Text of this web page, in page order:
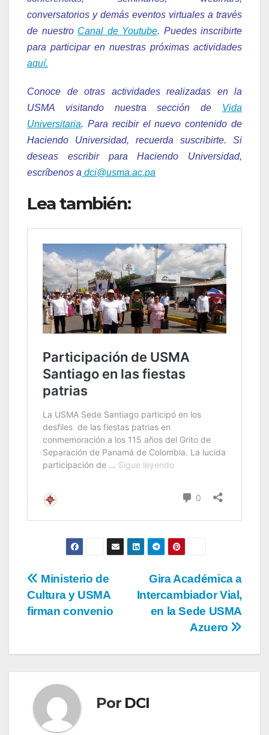
conversatorios y demás eventos virtuales a través
de nuestro Canal de Youtube. Puedes inscribirte
para participar en nuestras próximas actividades
aquí.
Conoce de otras actividades realizadas en la
USMA visitando nuestra sección de Vida
Universitaria. Para recibir el nuevo contenido de
Haciendo Universidad, recuerda suscribirte. Si
deseas escribir para Haciendo Universidad,
escríbenos a dci@usma.ac.pa
Lea también:
Gira Académica a
Intercambiador Vial,
en la Sede USMA
Azuero
Ministerio de
Cultura y USMA
firman convenio
Por DCI